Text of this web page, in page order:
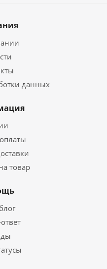
данных
товар